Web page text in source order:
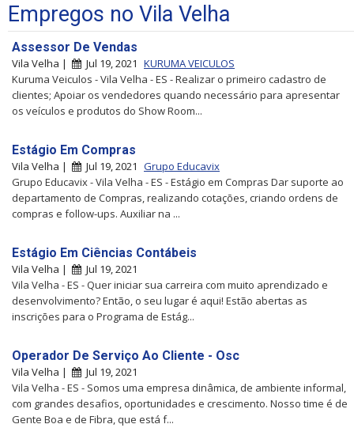
Empregos no Vila Velha
Assessor De Vendas
Vila Velha | Jul 19, 2021 KURUMA VEICULOS
Kuruma Veiculos - Vila Velha - ES - Realizar o primeiro cadastro de
clientes; Apoiar os vendedores quando necessário para apresentar
os veículos e produtos do Show Room...
Estágio Em Compras
Vila Velha | Jul 19, 2021 Grupo Educavix
Grupo Educavix - Vila Velha - ES - Estágio em Compras Dar suporte ao
departamento de Compras, realizando cotações, criando ordens de
compras e follow-ups. Auxiliar na ...
Estágio Em Ciências Contábeis
Vila Velha |
Jul 19, 2021
Vila Velha - ES - Quer iniciar sua carreira com muito aprendizado e
desenvolvimento? Então, o seu lugar é aqui! Estão abertas as
inscrições para o Programa de Estág...
Operador De Serviço Ao Cliente - Osc
Vila Velha |
Jul 19, 2021
Vila Velha - ES - Somos uma empresa dinâmica, de ambiente informal,
com grandes desafios, oportunidades e crescimento. Nosso time é de
Gente Boa e de Fibra, que está f...